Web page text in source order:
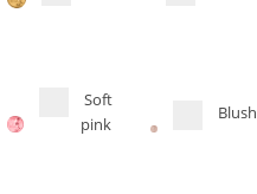
Soft
pink
Blush